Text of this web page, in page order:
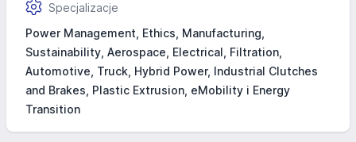
Specjalizacje
Power Management, Ethics, Manufacturing,
Sustainability, Aerospace, Electrical, Filtration,
Automotive, Truck, Hybrid Power, Industrial Clutches
and Brakes, Plastic Extrusion, eMobility i Energy
Transition